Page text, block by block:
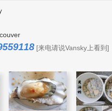
[来电请说Vansky上看到]